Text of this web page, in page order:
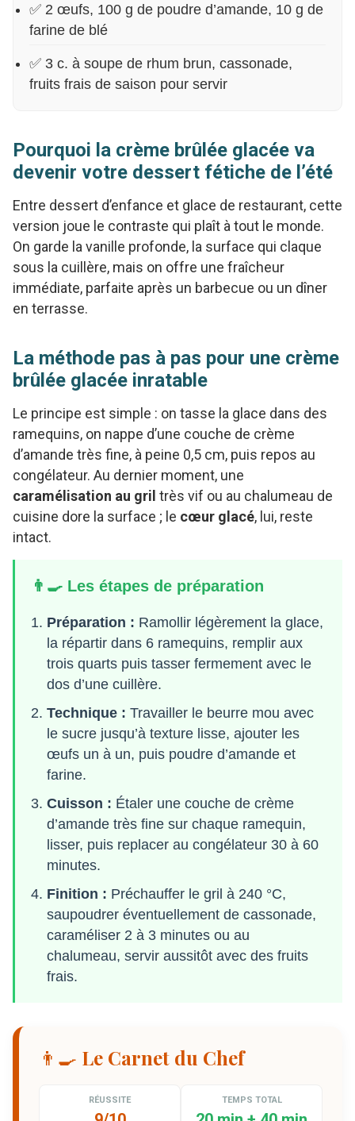
✅ 2 œufs, 100 g de poudre d’amande, 10 g de
farine de blé
✅ 3 c. à soupe de rhum brun, cassonade,
fruits frais de saison pour servir
Pourquoi la crème brûlée glacée va
devenir votre dessert fétiche de l’été
Entre dessert d’enfance et glace de restaurant, cette
version joue le contraste qui plaît à tout le monde.
On garde la vanille profonde, la surface qui claque
sous la cuillère, mais on offre une fraîcheur
immédiate, parfaite après un barbecue ou un dîner
en terrasse.
La méthode pas à pas pour une crème
brûlée glacée inratable
Le principe est simple : on tasse la glace dans des
ramequins, on nappe d’une couche de crème
d’amande très fine, à peine 0,5 cm, puis repos au
congélateur. Au dernier moment, une
caramélisation au gril très vif ou au chalumeau de
cuisine dore la surface ; le cœur glacé, lui, reste
intact.
👨‍🍳 Les étapes de préparation
Préparation : Ramollir légèrement la glace,
la répartir dans 6 ramequins, remplir aux
trois quarts puis tasser fermement avec le
dos d’une cuillère.
Technique : Travailler le beurre mou avec
le sucre jusqu’à texture lisse, ajouter les
œufs un à un, puis poudre d’amande et
farine.
Cuisson : Étaler une couche de crème
d’amande très fine sur chaque ramequin,
lisser, puis replacer au congélateur 30 à 60
minutes.
Finition : Préchauffer le gril à 240 °C,
saupoudrer éventuellement de cassonade,
caraméliser 2 à 3 minutes ou au
chalumeau, servir aussitôt avec des fruits
frais.
👨‍🍳 Le Carnet du Chef
RÉUSSITE TEMPS TOTAL